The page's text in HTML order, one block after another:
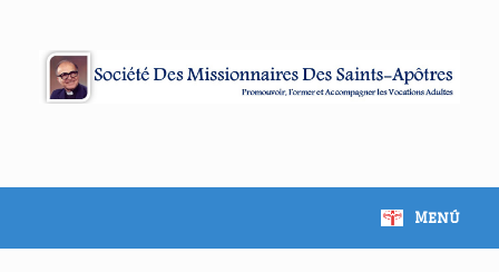
contenido
Menú